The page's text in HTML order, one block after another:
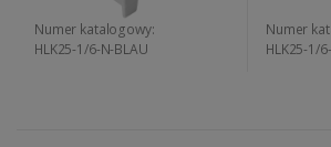
Numer katalogowy:
HLK25-1/6-N-BLAU
Numer
HLK25-1/